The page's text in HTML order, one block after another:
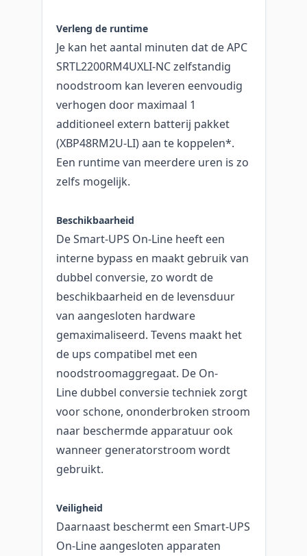
Verleng de runtime
Je kan het aantal minuten dat de APC
SRTL2200RM4UXLI-NC zelfstandig
noodstroom kan leveren eenvoudig
verhogen door maximaal 1
additioneel extern batterij pakket
(XBP48RM2U-LI) aan te koppelen*.
Een runtime van meerdere uren is zo
zelfs mogelijk.
Beschikbaarheid
De Smart-UPS On-Line heeft een
interne bypass en maakt gebruik van
dubbel conversie, zo wordt de
beschikbaarheid en de levensduur
van aangesloten hardware
gemaximaliseerd. Tevens maakt het
de ups compatibel met een
noodstroomaggregaat. De On-
Line dubbel conversie techniek zorgt
voor schone, ononderbroken stroom
naar beschermde apparatuur ook
wanneer generatorstroom wordt
gebruikt.
Veiligheid
Daarnaast beschermt een Smart-UPS
On-Line aangesloten apparaten